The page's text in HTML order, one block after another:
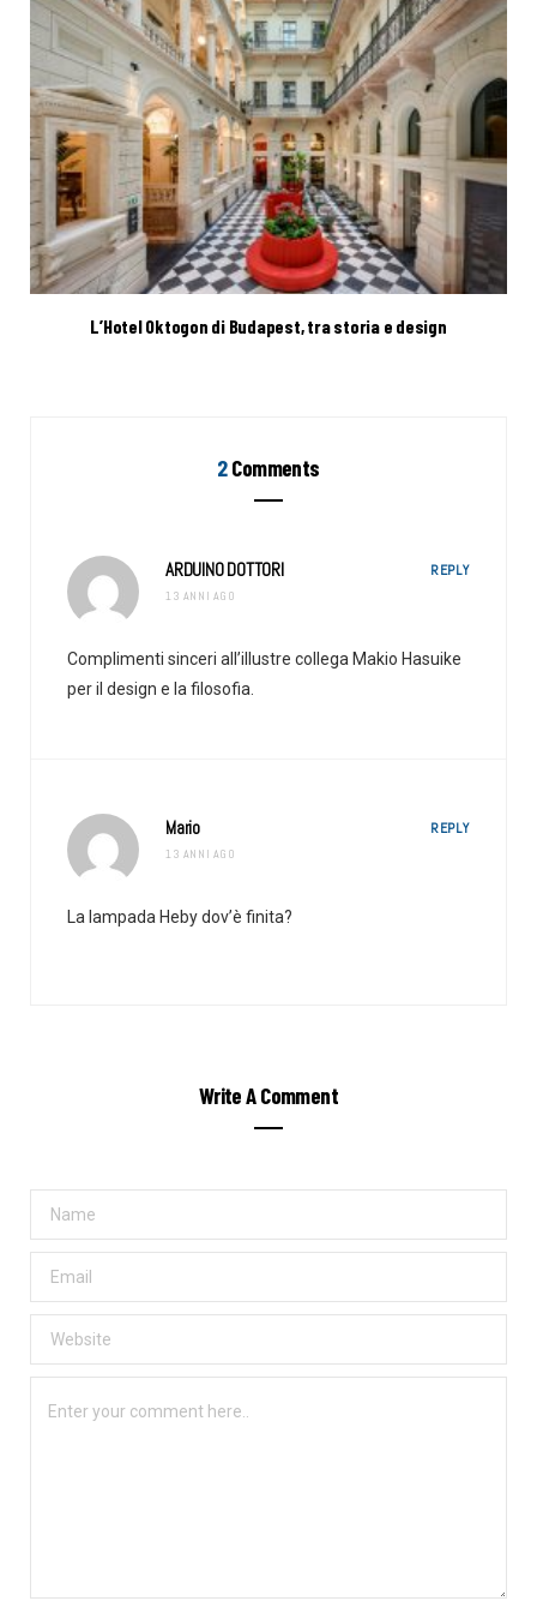
L’Hotel Oktogon di Budapest, tra storia e design
2Comments
ARDUINO DOTTORI
13 ANNI AGO
REPLY
Complimenti sinceri all’illustre collega Makio Hasuike
per il design e la filosofia.
Mario
13 ANNI AGO
REPLY
La lampada Heby dov’è finita?
Write A Comment